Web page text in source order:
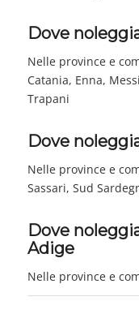
Dove
Nelle province e
Catania, Enna,
Trapani
Dove
Nelle province e
Sassari, Sud
Dove
Adige
Nelle province e